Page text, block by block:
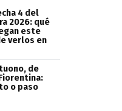
4 del
2026: qué
este
verlos en
de
o paso